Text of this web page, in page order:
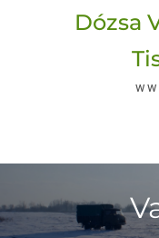
Dózsa